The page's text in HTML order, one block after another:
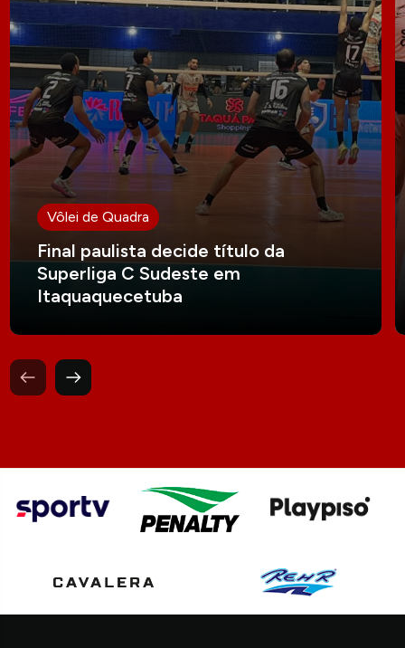
Vôlei de Quadra
Final paulista decide título da
Superliga C Sudeste em
Itaquaquecetuba